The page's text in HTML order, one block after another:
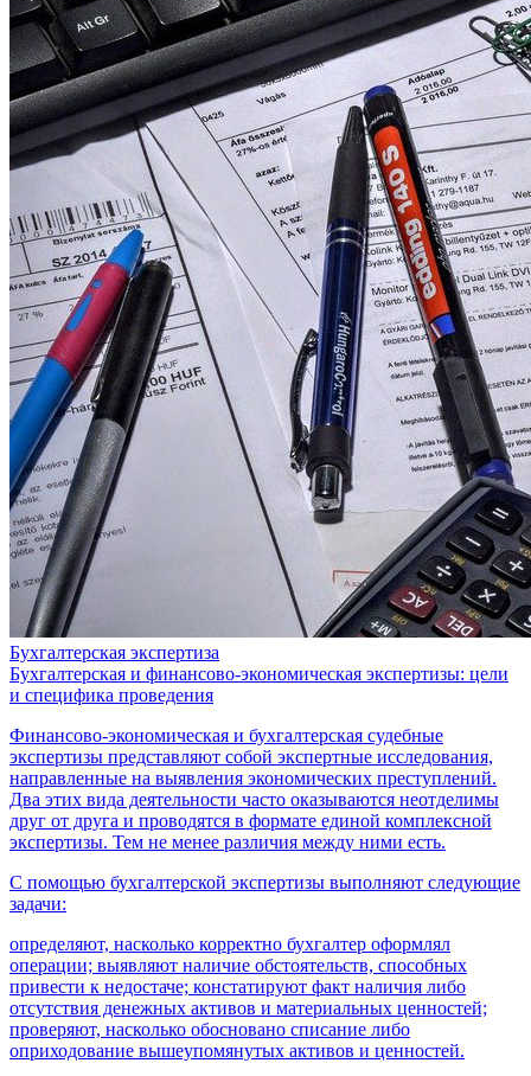
Бухгалтерская экспертиза
Бухгалтерская и финансово-экономическая экспертизы: цели
и специфика проведения
Финансово-экономическая и бухгалтерская судебные
экспертизы представляют собой экспертные исследования,
направленные на выявления экономических преступлений.
Два этих вида деятельности часто оказываются неотделимы
друг от друга и проводятся в формате единой комплексной
экспертизы. Тем не менее различия между ними есть.
С помощью бухгалтерской экспертизы выполняют следующие
задачи:
определяют, насколько корректно бухгалтер оформлял
операции; выявляют наличие обстоятельств, способных
привести к недостаче; констатируют факт наличия либо
отсутствия денежных активов и материальных ценностей;
проверяют, насколько обосновано списание либо
оприходование вышеупомянутых активов и ценностей.